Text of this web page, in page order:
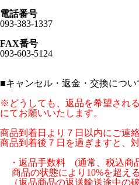
電話番号
093-383-1337
FAX番号
093-603-5124
■キャンセル・返金・交換につ
※どうしても、返品を希望され
にてお願いいたします。
商品到着日より７日以内にご連
商品到着後７日を過ぎますと、
・返品手数料 (通常、税込商
商品の状態により10%を超え
（返品商品の返送輸送途中の